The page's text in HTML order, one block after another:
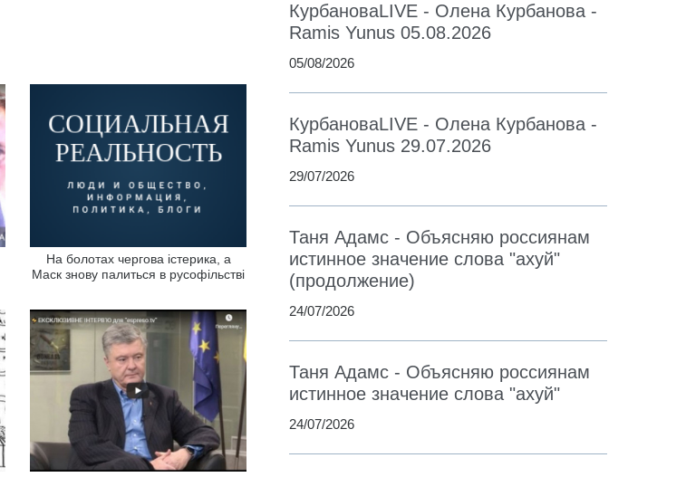
На болотах чергова істерика, а
Маск знову палиться в русофільстві
КурбановаLIVE - Олена Курбанова -
Ramis Yunus 05.08.2026
05/08/2026
КурбановаLIVE - Олена Курбанова -
Ramis Yunus 29.07.2026
29/07/2026
Таня Адамс - Объясняю россиянам
истинное значение слова "ахуй"
(продолжение)
24/07/2026
Таня Адамс - Объясняю россиянам
истинное значение слова "ахуй"
24/07/2026